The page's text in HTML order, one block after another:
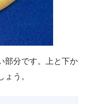
部分です。上と下か
う。